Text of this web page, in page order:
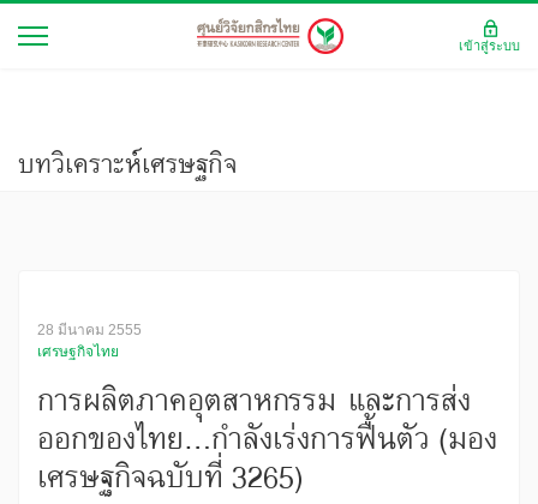
บทวิเคราะห์เศรษฐกิจ
28 มีนาคม 2555
เศรษฐกิจไทย
การผลิตภาคอุตสาหกรรม และการส่ง
ออกของไทย...กำลังเร่งการฟื้นตัว (มอง
เศรษฐกิจฉบับที่ 3265)
เข้าสู่ระบบ